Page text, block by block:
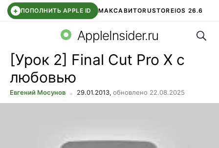
+ ПОПОЛНИТЬ APPLE ID МАКСАВИТОRUSTOREIOS 26.6
СБЕР КИДС ВТБ ОНЛАЙН ЧАТ В ROBLOX
AppleInsider.ru
[Урок 2] Final Cut Pro X с
любовью
Евгений Мосунов 29.01.2013, обновлено 22.08.2025